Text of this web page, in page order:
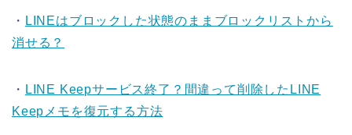
・ LINEはブロックした状態のままブロックリストから
消せる？
・ LINE Keepサービス終了？間違って削除したLINE
Keepメモを復元する方法